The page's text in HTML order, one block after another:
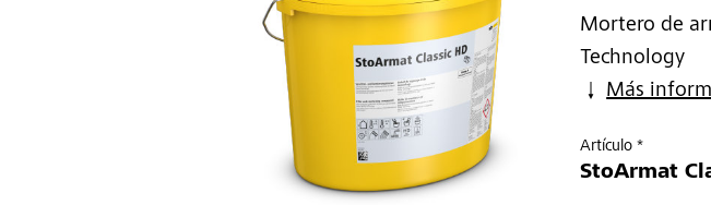
Mortero de
Technology
Más
Artículo *
StoArmat